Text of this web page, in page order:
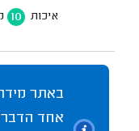
איכות 10
באתר
אחד